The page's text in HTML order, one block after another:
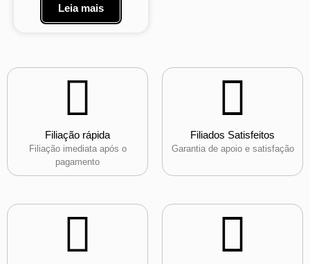
Leia mais
Filiação rápida
Filiação imediata após o
pagamento
Filiados Satisfeitos
Garantia de apoio e satisfação